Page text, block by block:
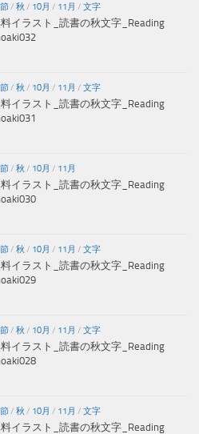
/ 秋 / 10月 / 11月 / 文字
イラスト_読書の秋文字_Reading
/ 秋 / 10月 / 11月 / 文字
イラスト_読書の秋文字_Reading
/ 秋 / 10月 / 11月
イラスト_読書の秋文字_Reading
/ 秋 / 10月 / 11月 / 文字
イラスト_読書の秋文字_Reading
/ 秋 / 10月 / 11月 / 文字
イラスト_読書の秋文字_Reading
/ 秋 / 10月 / 11月 / 文字
イラスト_読書の秋文字_Reading